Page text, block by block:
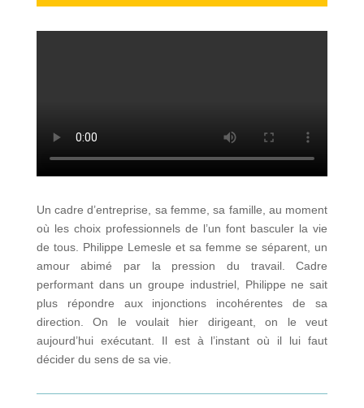
Un cadre d’entreprise, sa femme, sa famille, au moment
où les choix professionnels de l’un font basculer la vie
de tous. Philippe Lemesle et sa femme se séparent, un
amour abimé par la pression du travail. Cadre
performant dans un groupe industriel, Philippe ne sait
plus répondre aux injonctions incohérentes de sa
direction. On le voulait hier dirigeant, on le veut
aujourd’hui exécutant. Il est à l’instant où il lui faut
décider du sens de sa vie.